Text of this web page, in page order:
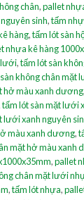
chân,pallet
sinh,tấm
hàng,tấm lót sàn
nhựa kê hàng
lưới,tấm lót sàn
không chân mặt
hở màu xanh dương,
tấm lót sàn mặt lưới
lưới xanh nguyên
màu xanh dương,
mặt hở màu xanh
,pallet
chân mặt lưới
,tấm lót nhựa,